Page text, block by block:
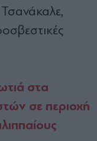
στα
σε περιοχή